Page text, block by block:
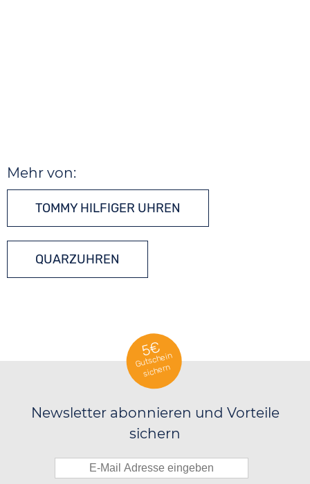
Mehr von:
TOMMY HILFIGER UHREN
QUARZUHREN
5€
Gutschein
sichern
Newsletter abonnieren und Vorteile
sichern